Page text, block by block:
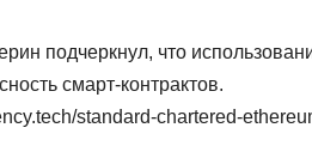
подчеркнул, что
смарт-контрактов.
standard-chartered-